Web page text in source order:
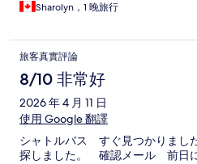
Sharolyn，1 晚旅行
旅客真實評論
8/10 非常好
2026 年 4 月 11 日
使用 Google 翻譯
シャトルバス すぐ見つかりまし
探しました。 確認メール 前日に